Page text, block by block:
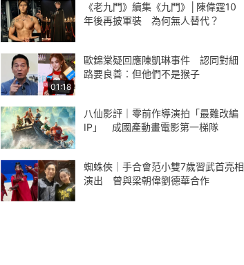
《老九門》續集《九門》│陳偉霆10
年後再披軍裝 為何無人替代？
01:18
歐錦棠疑回應陳凱琳事件 認同對細
路要良善︰但他們不是猴子
八仙影評｜零前作導演拍「最難改編
IP」 成國產動畫電影第一梯隊
蜘蛛俠｜手合會范小雙7歲習武首亮相
演出 曾與梁朝偉劉德華合作